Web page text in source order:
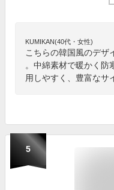
KUMIKAN(40代・女性)
こちらの韓国風のデザ
。中綿素材で暖かく防
用しやすく、豊富なサ
5